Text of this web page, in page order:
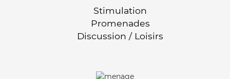
Stimulation
Promenades
Discussion / Loisirs